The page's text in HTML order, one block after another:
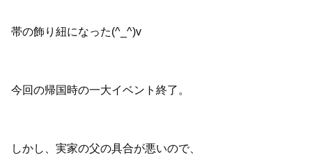
帯の飾り紐になった(^_^)v
今回の帰国時の一大イベント終了。
しかし、実家の父の具合が悪いので、